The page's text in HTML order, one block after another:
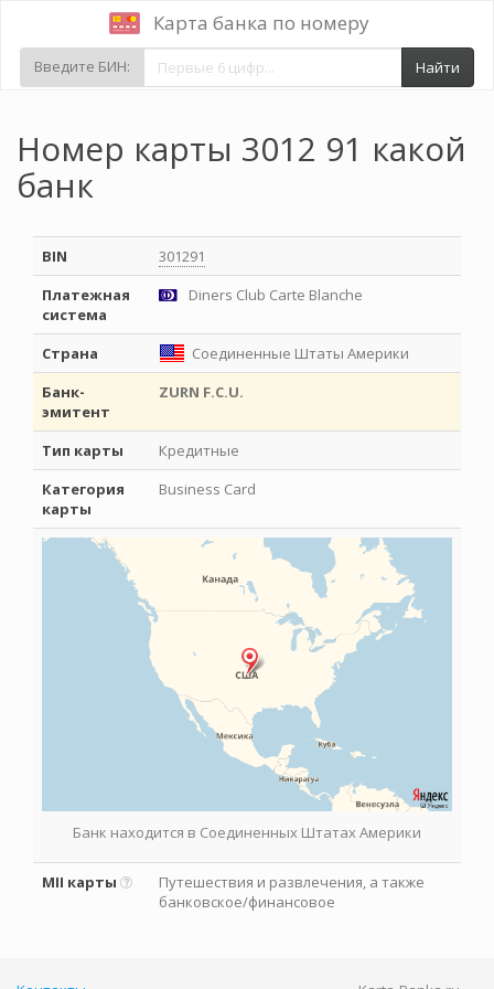
Карта банка по номеру
Введите БИН: Найти
Номер карты 3012 91 какой
банк
BIN
301291
Платежная
система
Diners Club Carte Blanche
Страна
Соединенные Штаты Америки
Банк-
эмитент
ZURN F.C.U.
Тип карты
Кредитные
Категория
карты
Business Card
Банк находится в Соединенных Штатах Америки
MII карты
Путешествия и развлечения, а также
банковское/финансовое